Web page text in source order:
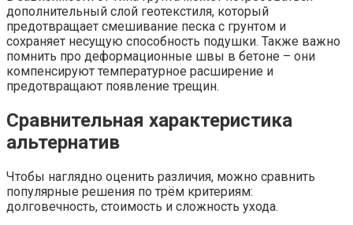
дополнительный слой геотекстиля, который
предотвращает смешивание песка с грунтом и
сохраняет несущую способность подушки. Также важно
помнить про деформационные швы в бетоне – они
компенсируют температурное расширение и
предотвращают появление трещин.
Сравнительная характеристика
альтернатив
Чтобы наглядно оценить различия, можно сравнить
популярные решения по трём критериям:
долговечность, стоимость и сложность ухода.